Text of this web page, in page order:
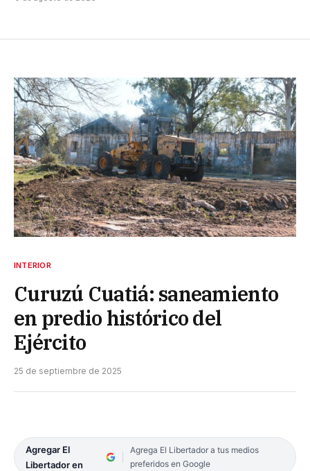
INTERIOR
Curuzú Cuatiá: saneamiento
en predio histórico del
Ejército
25 de septiembre de 2025
Agregar El
Libertador en
Agrega El Libertador a tus medios
preferidos en Google